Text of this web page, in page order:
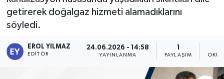
getirerek doğalgaz hizmeti alamadıklarını
söyledi.
EROL YILMAZ
EDITÖR
24.06.2026 - 14:58
YAYINLANMA PAYLAŞIM
GENÇ
Tüm Manşetler